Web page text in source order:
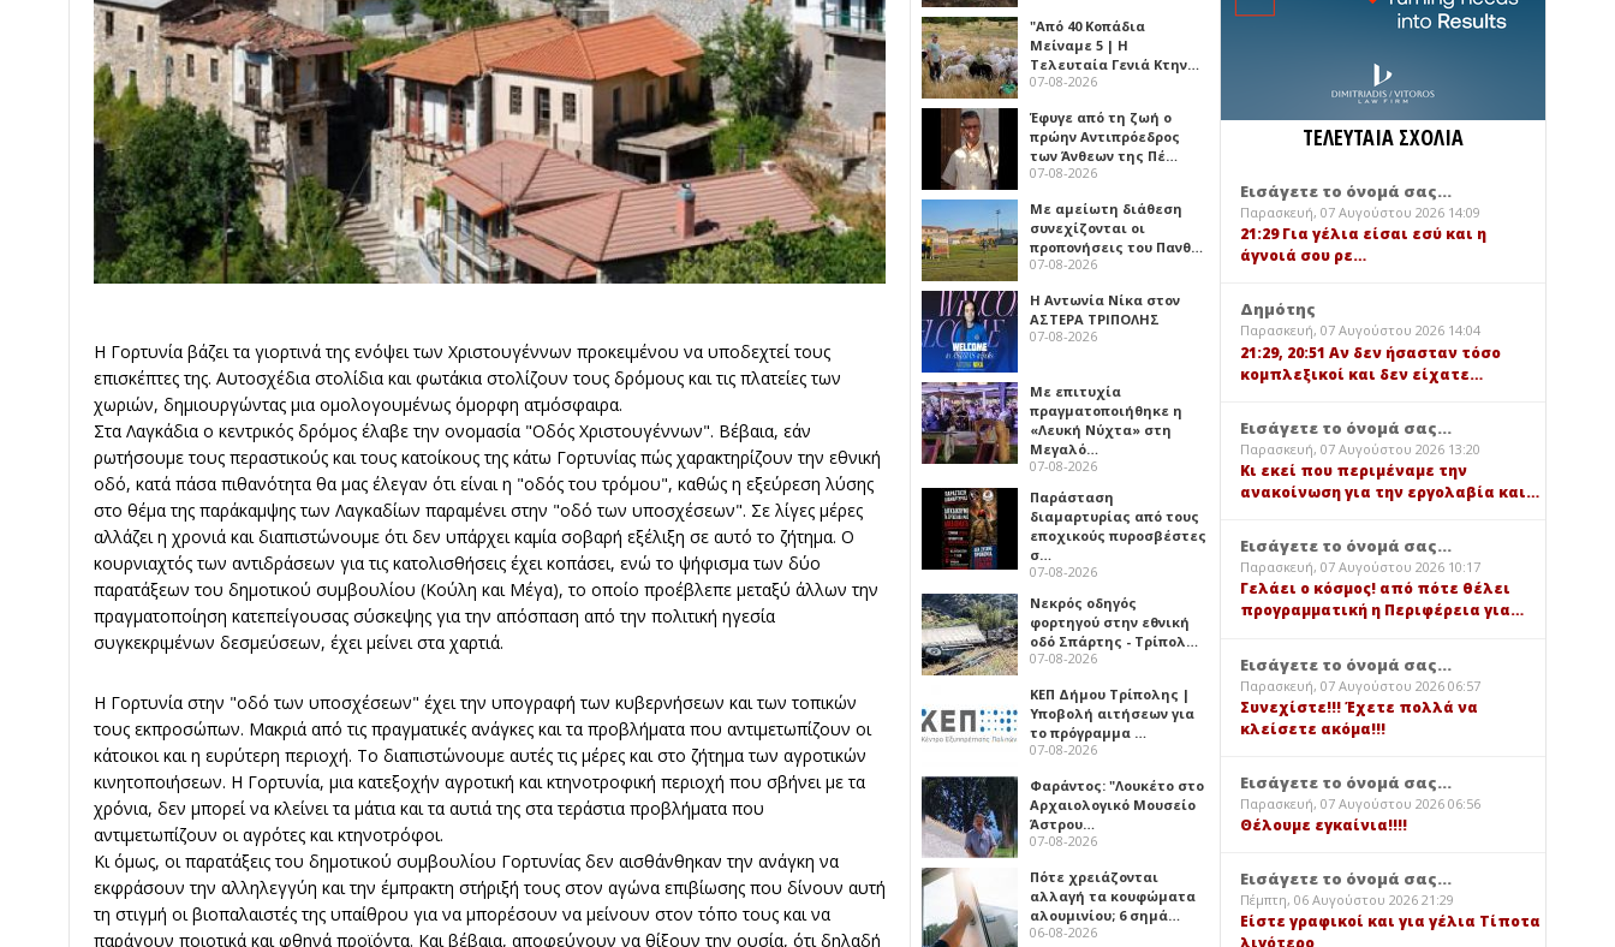
Η Γορτυνία βάζει τα γιορτινά της ενόψει των Χριστουγέννων προκειμένου να υποδεχτεί τους
επισκέπτες της. Αυτοσχέδια στολίδια και φωτάκια στολίζουν τους δρόμους και τις πλατείες των
χωριών, δημιουργώντας μια ομολογουμένως όμορφη ατμόσφαιρα.
Στα Λαγκάδια ο κεντρικός δρόμος έλαβε την ονομασία "Οδός Χριστουγέννων". Βέβαια, εάν
ρωτήσουμε τους περαστικούς και τους κατοίκους της κάτω Γορτυνίας πώς χαρακτηρίζουν την εθνική
οδό, κατά πάσα πιθανότητα θα μας έλεγαν ότι είναι η "οδός του τρόμου", καθώς η εξεύρεση λύσης
στο θέμα της παράκαμψης των Λαγκαδίων παραμένει στην "οδό των υποσχέσεων". Σε λίγες μέρες
αλλάζει η χρονιά και διαπιστώνουμε ότι δεν υπάρχει καμία σοβαρή εξέλιξη σε αυτό το ζήτημα. Ο
κουρνιαχτός των αντιδράσεων για τις κατολισθήσεις έχει κοπάσει, ενώ το ψήφισμα των δύο
παρατάξεων του δημοτικού συμβουλίου (Κούλη και Μέγα), το οποίο προέβλεπε μεταξύ άλλων την
πραγματοποίηση κατεπείγουσας σύσκεψης για την απόσπαση από την πολιτική ηγεσία
συγκεκριμένων δεσμεύσεων, έχει μείνει στα χαρτιά.
Η Γορτυνία στην "οδό των υποσχέσεων" έχει την υπογραφή των κυβερνήσεων και των τοπικών
τους εκπροσώπων. Μακριά από τις πραγματικές ανάγκες και τα προβλήματα που αντιμετωπίζουν οι
κάτοικοι και η ευρύτερη περιοχή. Το διαπιστώνουμε αυτές τις μέρες και στο ζήτημα των αγροτικών
κινητοποιήσεων. Η Γορτυνία, μια κατεξοχήν αγροτική και κτηνοτροφική περιοχή που σβήνει με τα
χρόνια, δεν μπορεί να κλείνει τα μάτια και τα αυτιά της στα τεράστια προβλήματα που
αντιμετωπίζουν οι αγρότες και κτηνοτρόφοι.
Κι όμως, οι παρατάξεις του δημοτικού συμβουλίου Γορτυνίας δεν αισθάνθηκαν την ανάγκη να
εκφράσουν την αλληλεγγύη και την έμπρακτη στήριξή τους στον αγώνα επιβίωσης που δίνουν αυτή
τη στιγμή οι βιοπαλαιστές της υπαίθρου για να μπορέσουν να μείνουν στον τόπο τους και να
παράγουν ποιοτικά και φθηνά προϊόντα. Και βέβαια, αποφεύγουν να θίξουν την ουσία, ότι δηλαδή
"Από 40 Κοπάδια
Μείναμε 5 | Η
Τελευταία Γενιά Κτην…
07-08-2026
Έφυγε από τη ζωή ο
πρώην Αντιπρόεδρος
των Άνθεων της Πέ…
07-08-2026
Με αμείωτη διάθεση
συνεχίζονται οι
προπονήσεις του Πανθ…
07-08-2026
Η Αντωνία Νίκα στον
ΑΣΤΕΡΑ ΤΡΙΠΟΛΗΣ
07-08-2026
Με επιτυχία
πραγματοποιήθηκε η
«Λευκή Νύχτα» στη
Μεγαλό…
07-08-2026
Παράσταση
διαμαρτυρίας από τους
εποχικούς πυροσβέστες
σ…
07-08-2026
Νεκρός οδηγός
φορτηγού στην εθνική
οδό Σπάρτης - Τρίπολ…
07-08-2026
ΚΕΠ Δήμου Τρίπολης |
Υποβολή αιτήσεων για
το πρόγραμμα …
07-08-2026
Φαράντος: "Λουκέτο στο
Αρχαιολογικό Μουσείο
Άστρου…
07-08-2026
Πότε χρειάζονται
αλλαγή τα κουφώματα
αλουμινίου; 6 σημά…
06-08-2026
ΤΕΛΕΥΤΑΙΑ ΣΧΟΛΙΑ
Εισάγετε το όνομά σας...
Παρασκευή, 07 Αυγούστου 2026 14:09
21:29 Για γέλια είσαι εσύ και η
άγνοιά σου ρε…
Δημότης
Παρασκευή, 07 Αυγούστου 2026 14:04
21:29, 20:51 Αν δεν ήσασταν τόσο
κομπλεξικοί και δεν είχατε…
Εισάγετε το όνομά σας...
Παρασκευή, 07 Αυγούστου 2026 13:20
Κι εκεί που περιμέναμε την
ανακοίνωση για την εργολαβία και…
Εισάγετε το όνομά σας...
Παρασκευή, 07 Αυγούστου 2026 10:17
Γελάει ο κόσμος! από πότε θέλει
προγραμματική η Περιφέρεια για…
Εισάγετε το όνομά σας...
Παρασκευή, 07 Αυγούστου 2026 06:57
Συνεχίστε!!! Έχετε πολλά να
κλείσετε ακόμα!!!
Εισάγετε το όνομά σας...
Παρασκευή, 07 Αυγούστου 2026 06:56
Θέλουμε εγκαίνια!!!!
Εισάγετε το όνομά σας...
Πέμπτη, 06 Αυγούστου 2026 21:29
Είστε γραφικοί και για γέλια Τίποτα